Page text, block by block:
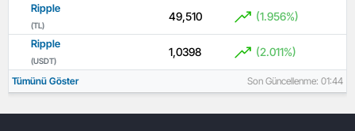
Ripple
(TL)
49,510 (1.956%)
Ripple
(USDT)
1,0398 (2.011%)
Tümünü Göster Son Güncellenme: 01:44